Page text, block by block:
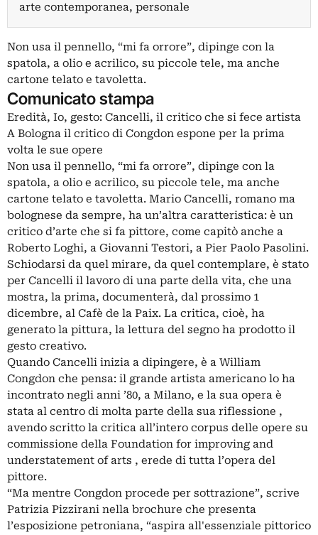
arte contemporanea, personale
Non usa il pennello, “mi fa orrore”, dipinge con la
spatola, a olio e acrilico, su piccole tele, ma anche
cartone telato e tavoletta.
Comunicato stampa
Eredità, Io, gesto: Cancelli, il critico che si fece artista
A Bologna il critico di Congdon espone per la prima
volta le sue opere
Non usa il pennello, “mi fa orrore”, dipinge con la
spatola, a olio e acrilico, su piccole tele, ma anche
cartone telato e tavoletta. Mario Cancelli, romano ma
bolognese da sempre, ha un’altra caratteristica: è un
critico d’arte che si fa pittore, come capitò anche a
Roberto Loghi, a Giovanni Testori, a Pier Paolo Pasolini.
Schiodarsi da quel mirare, da quel contemplare, è stato
per Cancelli il lavoro di una parte della vita, che una
mostra, la prima, documenterà, dal prossimo 1
dicembre, al Cafè de la Paix. La critica, cioè, ha
generato la pittura, la lettura del segno ha prodotto il
gesto creativo.
Quando Cancelli inizia a dipingere, è a William
Congdon che pensa: il grande artista americano lo ha
incontrato negli anni ’80, a Milano, e la sua opera è
stata al centro di molta parte della sua riflessione ,
avendo scritto la critica all’intero corpus delle opere su
commissione della Foundation for improving and
understatement of arts , erede di tutta l’opera del
pittore.
“Ma mentre Congdon procede per sottrazione”, scrive
Patrizia Pizzirani nella brochure che presenta
l’esposizione petroniana, “aspira all'essenziale pittorico